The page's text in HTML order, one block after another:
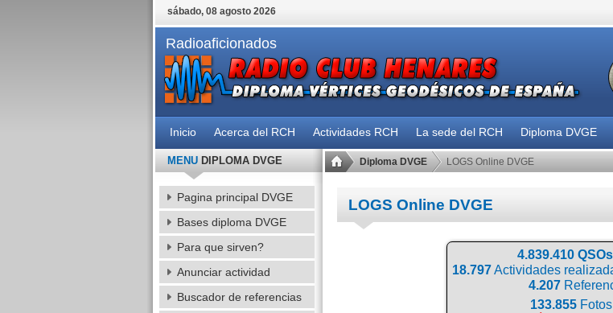
sábado, 08 agosto 2026
Radioaficionados
Inicio Acerca del RCH Actividades RCH La sede del RCH Diploma DVGE
Diploma DVGE LOGS Online DVGE
LOGS Online DVGE
4.839.410
18.797Actividades
4.207
133.855
MENUDIPLOMA DVGE
Pagina principal DVGE
Bases diploma DVGE
Para que sirven?
Anunciar actividad
Buscador de referencias